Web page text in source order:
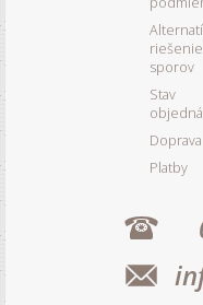
riešenie
sporov
Stav
Doprava
Platby